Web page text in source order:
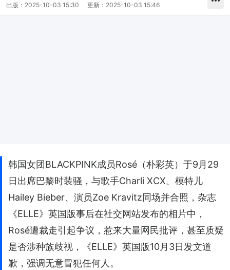
出版： 2025-10-03 15:30 更新： 2025-10-03 15:46
韩国女团BLACKPINK成员Rosé（朴彩英）于9月29
日出席巴黎时装骚，与歌手Charli XCX、模特儿
Hailey Bieber、演员Zoe Kravitz同场并合照，杂志
《ELLE》英国版事后在社交网站发布的相片中，
Rosé遭裁走引起争议，惹来大量网民批评，甚至质疑
是否涉种族歧视，《ELLE》英国版10月3日发文道
歉，强调无意冒犯任何人。